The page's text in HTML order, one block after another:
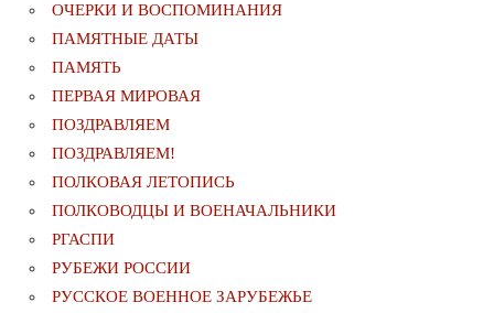
ОЧЕРКИ И ВОСПОМИНАНИЯ
ПАМЯТНЫЕ ДАТЫ
ПАМЯТЬ
ПЕРВАЯ МИРОВАЯ
ПОЗДРАВЛЯЕМ
ПОЗДРАВЛЯЕМ!
ПОЛКОВАЯ ЛЕТОПИСЬ
ПОЛКОВОДЦЫ И ВОЕНАЧАЛЬНИКИ
РГАСПИ
РУБЕЖИ РОССИИ
РУССКОЕ ВОЕННОЕ ЗАРУБЕЖЬЕ